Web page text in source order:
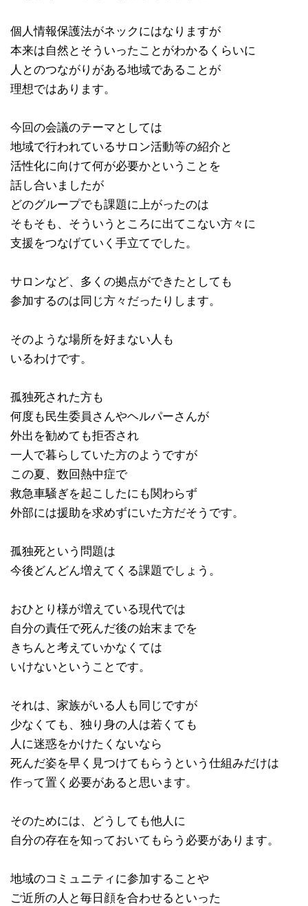
個人情報保護法がネックにはなりますが
本来は自然とそういったことがわかるくらいに
人とのつながりがある地域であることが
理想ではあります。
今回の会議のテーマとしては
地域で行われているサロン活動等の紹介と
活性化に向けて何が必要かということを
話し合いましたが
どのグループでも課題に上がったのは
そもそも、そういうところに出てこない方々に
支援をつなげていく手立てでした。
サロンなど、多くの拠点ができたとしても
参加するのは同じ方々だったりします。
そのような場所を好まない人も
いるわけです。
孤独死された方も
何度も民生委員さんやヘルパーさんが
外出を勧めても拒否され
一人で暮らしていた方のようですが
この夏、数回熱中症で
救急車騒ぎを起こしたにも関わらず
外部には援助を求めずにいた方だそうです。
孤独死という問題は
今後どんどん増えてくる課題でしょう。
おひとり様が増えている現代では
自分の責任で死んだ後の始末までを
きちんと考えていかなくては
いけないということです。
それは、家族がいる人も同じですが
少なくても、独り身の人は若くても
人に迷惑をかけたくないなら
死んだ姿を早く見つけてもらうという仕組みだけは
作って置く必要があると思います。
そのためには、どうしても他人に
自分の存在を知っておいてもらう必要があります。
地域のコミュニティに参加することや
ご近所の人と毎日顔を合わせるといった